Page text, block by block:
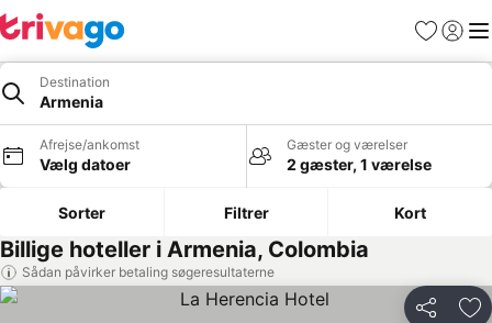
Favoritter
Log ind
Destination
Armenia
Afrejse/ankomst
Vælg datoer
Gæster og værelser
2 gæster, 1 værelse
Sorter Filtrer Kort
Billige hoteller i Armenia, Colombia
Sådan påvirker betaling søgeresultaterne
Del